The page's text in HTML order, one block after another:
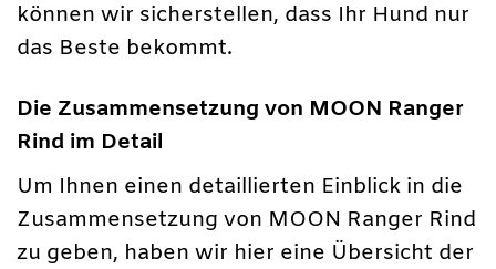
können wir sicherstellen, dass Ihr Hund nur
das Beste bekommt.
Die Zusammensetzung von MOON Ranger
Rind im Detail
Um Ihnen einen detaillierten Einblick in die
Zusammensetzung von MOON Ranger Rind
zu geben, haben wir hier eine Übersicht der